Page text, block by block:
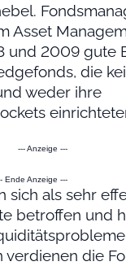
Asset
und 2009 gute
die
weder ihre
--- Anzeige ---
Ende Anzeige ---
sich als sehr
betroffen und
die